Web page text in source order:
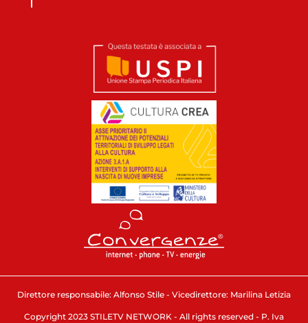
Direttore responsabile: Alfonso Stile - Vicedirettore: Marilina Letizia
Copyright 2023 STILETV NETWORK - All rights reserved - P. Iva